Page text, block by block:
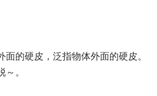
的硬皮，泛指物体外面的硬皮。
。